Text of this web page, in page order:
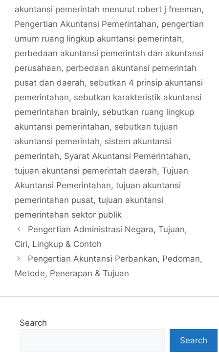
akuntansi pemerintah menurut robert j freeman,
Pengertian Akuntansi Pemerintahan, pengertian
umum ruang lingkup akuntansi pemerintah,
perbedaan akuntansi pemerintah dan akuntansi
perusahaan, perbedaan akuntansi pemerintah
pusat dan daerah, sebutkan 4 prinsip akuntansi
pemerintahan, sebutkan karakteristik akuntansi
pemerintahan brainly, sebutkan ruang lingkup
akuntansi pemerintahan, sebutkan tujuan
akuntansi pemerintah, sistem akuntansi
pemerintah, Syarat Akuntansi Pemerintahan,
tujuan akuntansi pemerintah daerah, Tujuan
Akuntansi Pemerintahan, tujuan akuntansi
pemerintahan pusat, tujuan akuntansi
pemerintahan sektor publik
Pengertian Administrasi Negara, Tujuan,
Ciri, Lingkup & Contoh
Pengertian Akuntansi Perbankan, Pedoman,
Metode, Penerapan & Tujuan
Search
Search